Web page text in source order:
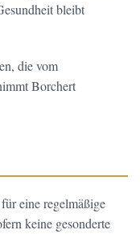
bleibt
die vom
Borchert
eine regelmäßige
keine gesonderte